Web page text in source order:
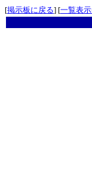
[掲示板に戻る] [一覧表